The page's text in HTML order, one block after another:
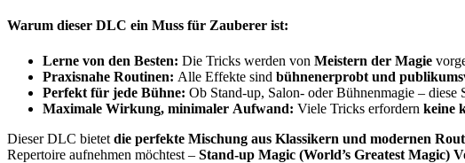
Warum dieser DLC ein Muss für Zauberer ist:
Lerne von den Besten: Die Tricks werden von Meistern der Magie
Praxisnahe Routinen: Alle Effekte sind bühnenerprobt und
Perfekt für jede Bühne: Ob Stand-up, Salon- oder Bühnenmagie – diese
Maximale Wirkung, minimaler Aufwand: Viele Tricks erfordern keine
Dieser DLC bietet die perfekte Mischung aus Klassikern und modernen
Repertoire aufnehmen möchtest – Stand-up Magic (World’s Greatest Magic)